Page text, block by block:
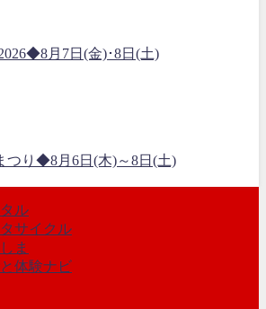
月7日(金)･8日(土)
つり◆8月6日(木)～8日(土)